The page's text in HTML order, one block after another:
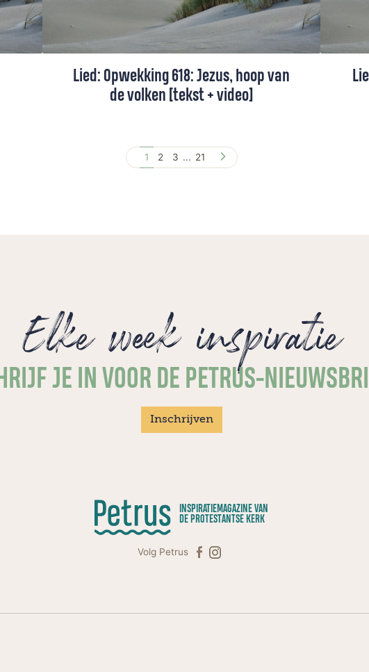
Lied: Opwekking 618: Jezus, hoop van
de volken [tekst + video]
is. Hij is het licht dat blijft.
1 2 3 ... 21
Elke week inspiratie
JE IN VOOR DE PETRUS-
Inschrijven
INSPIRATIEMAGAZINE VAN
DE PROTESTANTSE KERK
Volg Petrus